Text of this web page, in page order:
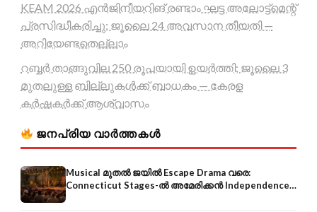
KEAM 2026 എൻജിനീയറിങ് രണ്ടാം ഘട്ട അലോട്ട്മെന്റ്
പ്രസിദ്ധീകരിച്ചു; ജൂലൈ 24 അവസാന തീയതി —
അറിയേണ്ടതെല്ലാം
റബ്ബർ താങ്ങുവില 250 രൂപയായി ഉയർത്തി; ജൂലൈ 3
മുതലുള്ള ബില്ലുകൾക്ക് ബാധകം — കേരള
കർഷകർക്ക് ആശ്വാസം
ജനപ്രിയ വാർത്തകൾ
Musical മുതൽ ജയിൽ Escape Drama വരെ:
Connecticut Stages-ൽ അമേരിക്കൻ Independence-
ന്റെ 250-ആം വാർഷികം